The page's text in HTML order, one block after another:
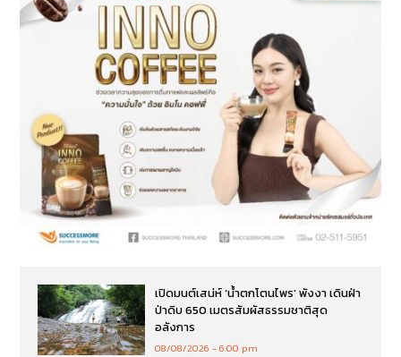
เปิดมนต์เสน่ห์ ‘น้ำตกโตนไพร’ พังงา เดินฝ่า
ป่าดิบ 650 เมตรสัมผัสธรรมชาติสุด
อลังการ
08/08/2026 6:00 pm